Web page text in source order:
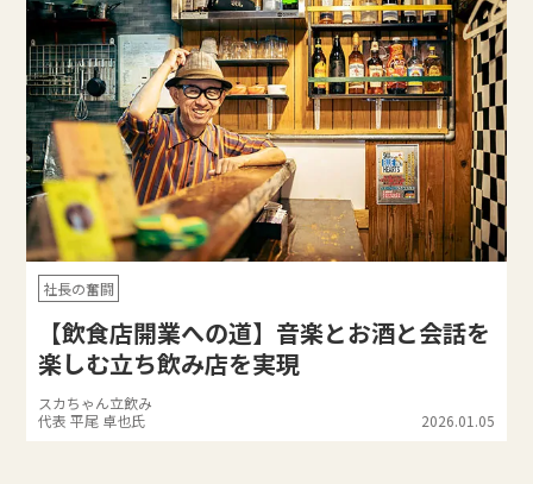
社長の奮闘
【飲食店開業への道】音楽とお酒と会話を
楽しむ立ち飲み店を実現
スカちゃん立飲み
代表 平尾 卓也氏
2026.01.05